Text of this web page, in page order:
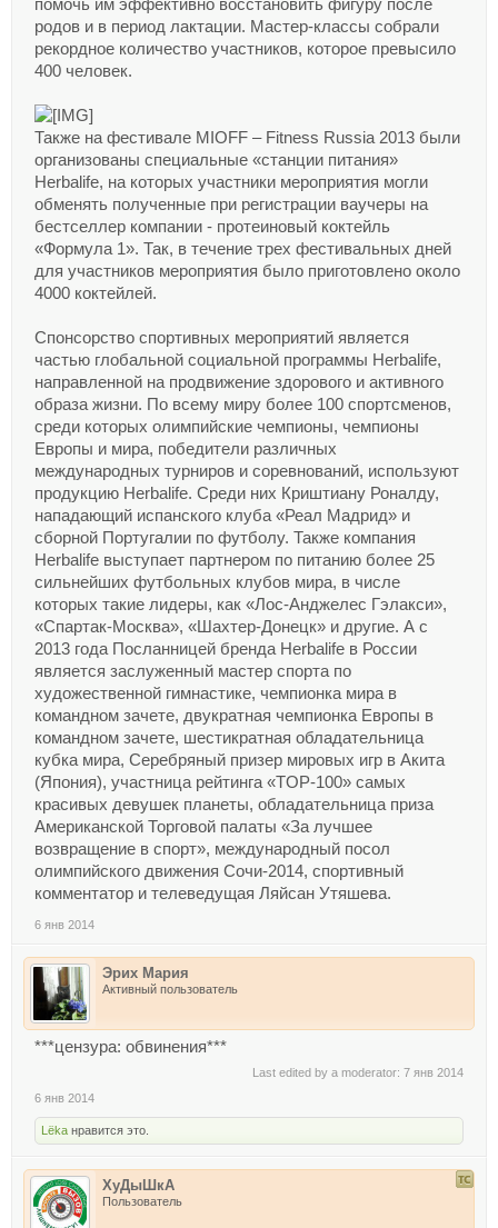
помочь им эффективно восстановить фигуру после
родов и в период лактации. Мастер-классы собрали
рекордное количество участников, которое превысило
400 человек.
Также на фестивале MIOFF – Fitness Russia 2013 были
организованы специальные «станции питания»
Herbalife, на которых участники мероприятия могли
обменять полученные при регистрации ваучеры на
бестселлер компании - протеиновый коктейль
«Формула 1». Так, в течение трех фестивальных дней
для участников мероприятия было приготовлено около
4000 коктейлей.
Спонсорство спортивных мероприятий является
частью глобальной социальной программы Herbalife,
направленной на продвижение здорового и активного
образа жизни. По всему миру более 100 спортсменов,
среди которых олимпийские чемпионы, чемпионы
Европы и мира, победители различных
международных турниров и соревнований, используют
продукцию Herbalife. Среди них Криштиану Роналду,
нападающий испанского клуба «Реал Мадрид» и
сборной Португалии по футболу. Также компания
Herbalife выступает партнером по питанию более 25
сильнейших футбольных клубов мира, в числе
которых такие лидеры, как «Лос-Анджелес Гэлакси»,
«Спартак-Москва», «Шахтер-Донецк» и другие. А с
2013 года Посланницей бренда Herbalife в России
является заслуженный мастер спорта по
художественной гимнастике, чемпионка мира в
командном зачете, двукратная чемпионка Европы в
командном зачете, шестикратная обладательница
кубка мира, Серебряный призер мировых игр в Акита
(Япония), участница рейтинга «TOP-100» самых
красивых девушек планеты, обладательница приза
Американской Торговой палаты «За лучшее
возвращение в спорт», международный посол
олимпийского движения Сочи-2014, спортивный
комментатор и телеведущая Ляйсан Утяшева.
6 янв 2014
Эрих Мария
Активный пользователь
***цензура: обвинения***
Last edited by a moderator: 7 янв 2014
6 янв 2014
Lёka нравится это.
ХуДыШкА
Пользователь